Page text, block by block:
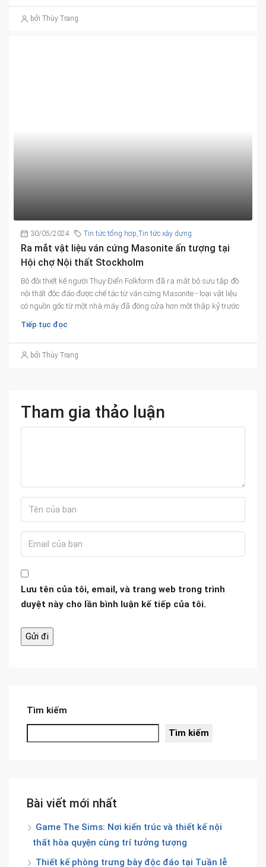
bởi Thùy Trang
30/05/2024 Tin tức tổng hợp,Tin tức xây dựng
Ra mắt vật liệu ván cứng Masonite ấn tượng tại
Hội chợ Nội thất Stockholm
Bộ đôi thiết kế người Thụy Điển Folkform đã ra mắt bộ sưu tập đồ
nội thất độc đáo được chế tác từ ván cứng Masonite - loại vật liệu
có nguồn gốc từ một nhà máy đã đóng cửa hơn một thập kỷ trước.
Tiếp tục đọc
bởi Thùy Trang
Tham gia thảo luận
Lưu tên của tôi, email, và trang web trong trình
duyệt này cho lần bình luận kế tiếp của tôi.
Tìm kiếm
Tìm kiếm
Bài viết mới nhất
Game The Sims: Nơi kiến trúc và thiết kế nội
thất hòa quyện cùng trí tưởng tượng
Thiết kế phòng trưng bày độc đáo tại Tuần lễ